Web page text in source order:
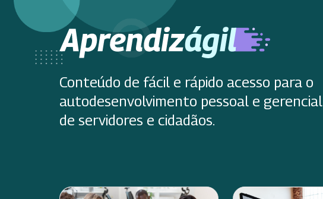
Conteúdo de fácil e rápido acesso para o
autodesenvolvimento pessoal e gerencial
de servidores e cidadãos.